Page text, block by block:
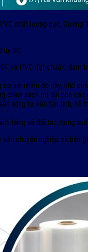
chất lượng cao,
uy tín:
và PVC đạt chuẩn,
với nhiều độ dày, khổ
chính sách ưu đãi cho
sàng tư vấn tận tình,
hàng và đối tác trong
chuyên nghiệp và báo